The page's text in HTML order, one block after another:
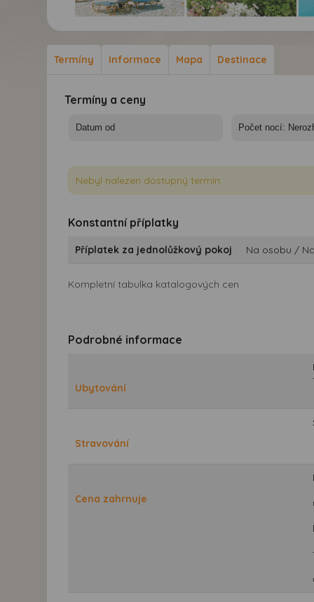
Pythagorion - Hotel
Zefiros Beach
Pythagorion - Hotel
Zefiros Beach
Termíny Informace Mapa Destinace
Termíny a ceny
Nebyl nalezen dostupný termín.
Konstantní příplatky
Příplatek za jednolůžkový pokoj Na osobu /
Kompletní tabulka katalogových cen
Podrobné informace
Ubytování
Stravování
Cena zahrnuje